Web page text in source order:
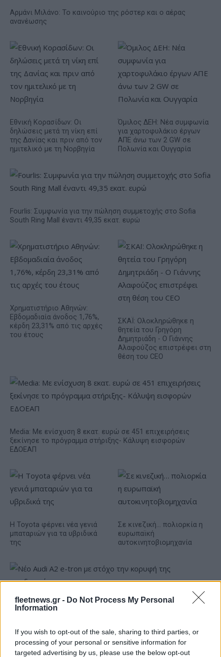
fleetnews.gr - Do Not Process My Personal
Information
If you wish to opt-out of the sale, sharing to third parties, or
processing of your personal or sensitive information for
targeted advertising by us, please use the below opt-out
Αρμάνι Μιλάνο: Το καινούριο της ρόστερ και ο αέρας
ανανέωσης
Εθνική Κορασίδων: Οι
δηλώσεις μετά τη νίκη επί
της Δανίας και πριν από τον
ημιτελικό με τη Νορβηγία
Όμιλος ΔΕΗ: Νέα συμφωνία
για χαρτοφυλάκιο έργων
ΑΠΕ άνω των 2 GW σε
Πολωνία και Ουγγαρία
Fourlis: Συμφωνία για την πώληση συμμετοχής στο Sofia
South Ring Mall έναντι 49,35 εκατ. ευρώ
Χρηματιστήριο Αθηνών:
Εβδομαδιαία άνοδος 1,76%,
κέρδη 23,31% από τις αρχές
του έτους
ΣΚΑΪ: Ολοκληρώθηκε η
θητεία του Γρηγόρη
Δημητριάδη - Ο Γιάννης
Αλαφούζος επιστρέφει στη
θέση του CEO
Media: Με ενίσχυση 8 εκατ. ευρώ σε 451 επιχειρήσεις
ξεκίνησε το πρόγραμμα στήριξης- Κάλυψη εισφορών
ΕΔΟΕΑΠ
Η Toyota φέρνει νέα γενιά
μπαταριών για τα υβριδικά
της
Σε κινεζική… πολιορκία η
ευρωπαϊκή
αυτοκινητοβιομηχανία
Νέο Audi A2 e-tron με στόχο την κορυφή της